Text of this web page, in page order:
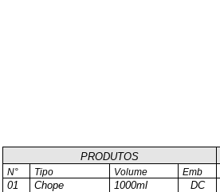
PRODUTOS
N° Tipo Volume Emb
01 Chope 1000ml DC